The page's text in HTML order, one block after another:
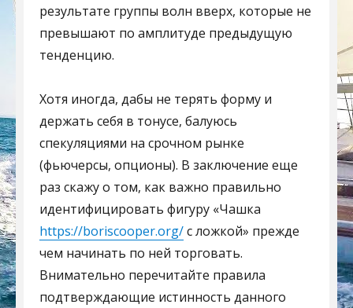
результате группы волн вверх, которые не
превышают по амплитуде предыдущую
тенденцию.
Хотя иногда, дабы не терять форму и
держать себя в тонусе, балуюсь
спекуляциями на срочном рынке
(фьючерсы, опционы). В заключение еще
раз скажу о том, как важно правильно
идентифицировать фигуру «Чашка
https://boriscooper.org/с ложкой» прежде
чем начинать по ней торговать.
Внимательно перечитайте правила
подтверждающие истинность данного